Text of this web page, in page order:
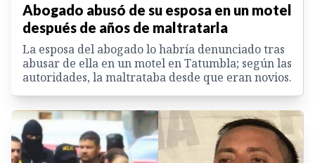
Abogado abusó de su esposa en un motel
después de años de maltratarla
La esposa del abogado lo habría denunciado tras
abusar de ella en un motel en Tatumbla; según las
autoridades, la maltrataba desde que eran novios.